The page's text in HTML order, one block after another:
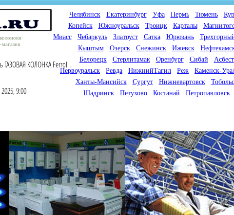
магазин
Челябинск Екатеринбург Уфа Пермь Тюмень
Копейск
Южноуральск Троицк Карталы
Миасс
Чебаркуль Златоуст Сатка Юрюзань
Кыштым
Озерск Снежинск Ижевск
Белорецк
Стерлитамак Оренбург Сибай
Асбест
Первоуральск
Ревда НижнийТагил Реж
Каменск-
Ханты-Мансийск
Сургут Нижневартовск
Шадринск
Петухово Костанай Петропавловск
ГАЗОВАЯ КОЛОНКА Ferroli .
9:00
Мы продаем газовые котлы
для отопления,
водонагреватели, счетчики
газа с доставкой по городам
России и Казахстана
Мы специализируемся на
снабжении магазинов
газового оборудования.
Предлагаем полный
ассортимент товара для
открытия магазина газового
оборудования в Вашем
городе. Мы знаем что будет
продаваться.